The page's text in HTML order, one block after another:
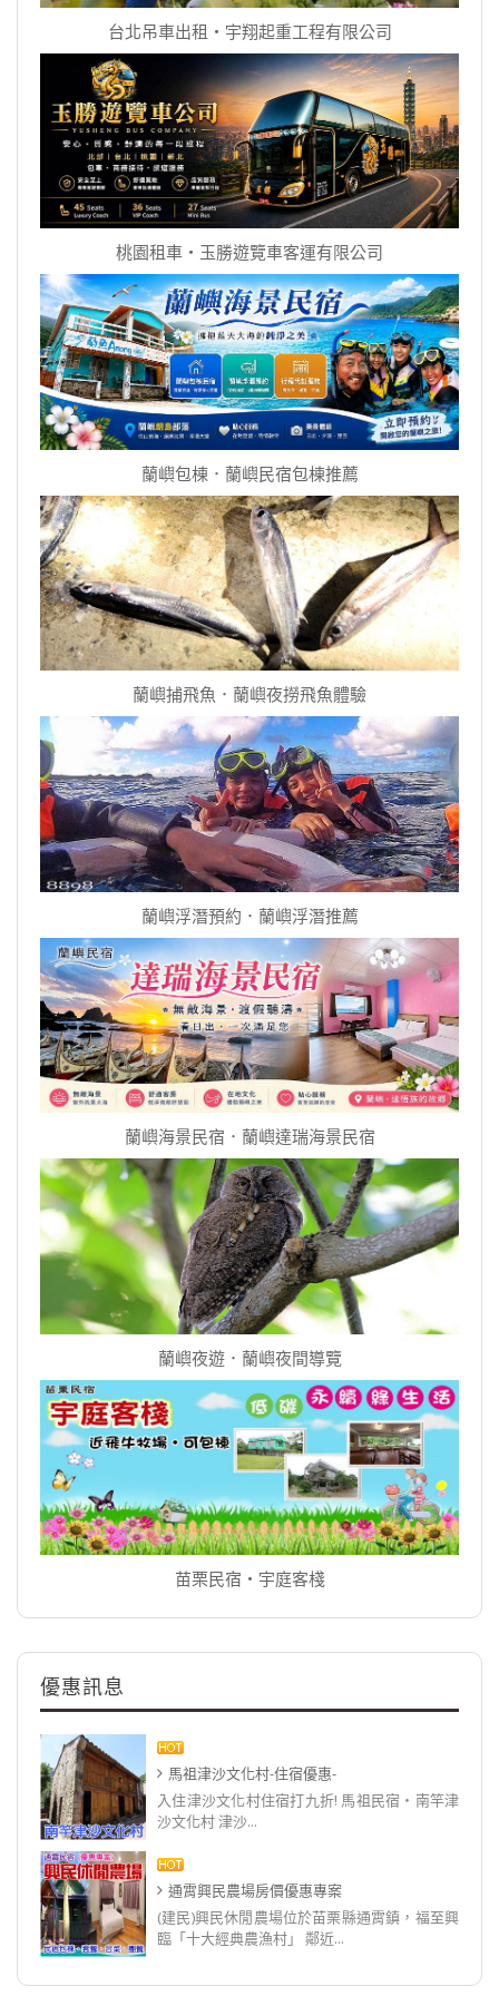
台北吊車出租‧宇翔起重工程有限公司
桃園租車‧玉勝遊覽車客運有限公司
蘭嶼包棟．蘭嶼民宿包棟推薦
蘭嶼捕飛魚．蘭嶼夜撈飛魚體驗
蘭嶼浮潛預約．蘭嶼浮潛推薦
蘭嶼海景民宿．蘭嶼達瑞海景民宿
蘭嶼夜遊．蘭嶼夜間導覽
苗栗民宿‧宇庭客棧
優惠訊息
馬祖津沙文化村-住宿優惠-
入住津沙文化村住宿打九折! 馬祖民宿‧南竿津
沙文化村 津沙...
通霄興民農場房價優惠專案
(建民)興民休閒農場位於苗栗縣通霄鎮，福至興
臨「十大經典農漁村」 鄰近...